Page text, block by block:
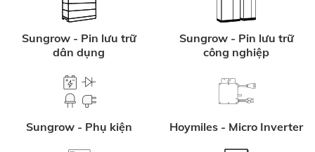
Sungrow - Pin lưu trữ
dân dụng
Sungrow - Pin lưu trữ
công nghiệp
Sungrow - Phụ kiện Hoymiles - Micro Inverter